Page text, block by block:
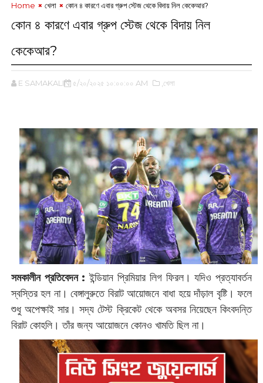
Home খেলা কোন ৪ কারণে এবার গ্রুপ স্টেজ থেকে বিদায় নিল কেকেআর?
কোন ৪ কারণে এবার গ্রুপ স্টেজ থেকে বিদায় নিল
কেকেআর?
E SAMAKALIN ৫/২০/২০২৫ ১০:০০:০০ AM ,খেলা
সমকালীন প্রতিবেদন : ইন্ডিয়ান প্রিমিয়ার লিগ ফিরল। যদিও প্রত্যাবর্তন
স্বস্তির হল না। বেঙ্গালুরুতে বিরাট আয়োজনে বাধা হয়ে দাঁড়াল বৃষ্টি। ফলে
শুধু অপেক্ষাই সার। সদ্য টেস্ট ক্রিকেট থেকে অবসর নিয়েছেন কিংবদন্তি
বিরাট কোহলি। তাঁর জন্য আয়োজনে কোনও খামতি ছিল না।